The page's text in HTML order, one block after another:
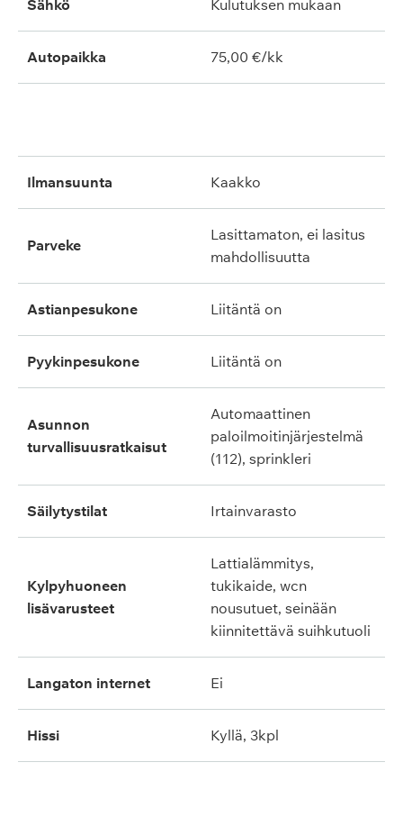
Sähkö Kulutuksen mukaan
Autopaikka 75,00 €/kk
ilmansuunta kaakko
parveke
lasittamaton, ei lasitus
mahdollisuutta
astianpesukone liitäntä on
pyykinpesukone liitäntä on
asunnon
turvallisuusratkaisut
automaattinen
paloilmoitinjärjestelmä
(112), sprinkleri
säilytystilat irtainvarasto
kylpyhuoneen
lisävarusteet
lattialämmitys,
tukikaide, wcn
nousutuet, seinään
kiinnitettävä suihkutuoli
langaton internet ei
hissi kyllä, 3kpl